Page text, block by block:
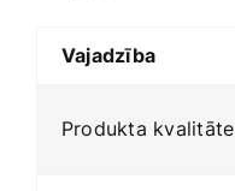
Vajadzība
Produkta kvalitāte